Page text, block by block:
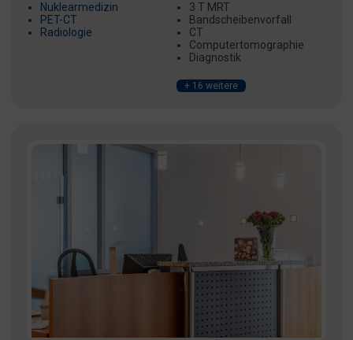
Nuklearmedizin
PET-CT
Radiologie
3 T MRT
Bandscheibenvorfall
CT
Computertomographie
Diagnostik
+ 16 weitere